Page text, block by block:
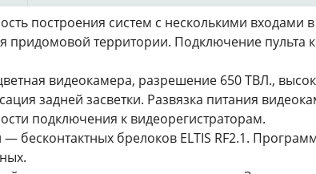
построения систем с несколькими входами
придомовой территории. Подключение пульта
видеокамера, разрешение 650 ТВЛ.,
задней засветки. Развязка питания
подключения к видеорегистраторам.
бесконтактных брелоков ELTIS RF2.1.